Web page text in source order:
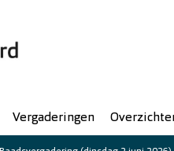
Vergaderingen